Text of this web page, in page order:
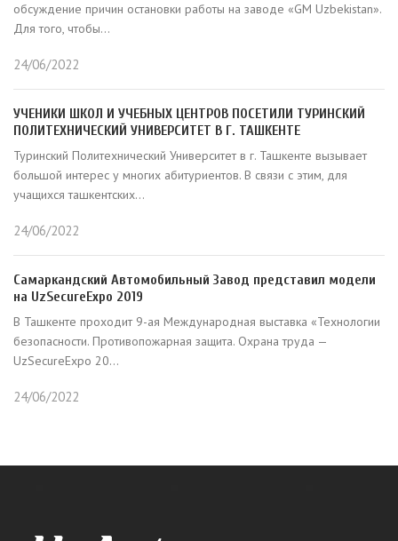
обсуждение причин остановки работы на заводе «GM Uzbekistan».
Для того, чтобы...
24/06/2022
УЧЕНИКИ ШКОЛ И УЧЕБНЫХ ЦЕНТРОВ ПОСЕТИЛИ ТУРИНСКИЙ
ПОЛИТЕХНИЧЕСКИЙ УНИВЕРСИТЕТ В Г. ТАШКЕНТЕ
Туринский Политехнический Университет в г. Ташкенте вызывает
большой интерес у многих абитуриентов. В связи с этим, для
учащихся ташкентских...
24/06/2022
Самаркандский Автомобильный Завод представил модели
на UzSecureExpo 2019
В Ташкенте проходит 9-ая Международная выставка «Технологии
безопасности. Противопожарная защита. Охрана труда —
UzSecureExpo 20...
24/06/2022